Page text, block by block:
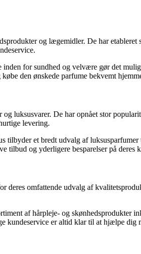
og lægemidler. De har
inden for sundhed og velvære gør det
den ønskede parfume bekvemt
luksusvarer. De har opnået stor
levering.
et bredt udvalg af
tilbud og yderligere besparelser på deres
omfattende udvalg af
af hårpleje- og skønhedsprodukter
er altid klar til at hjælpe dig